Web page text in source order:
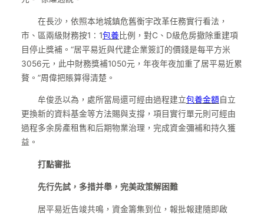
在長沙，依照本地城鎮危舊衡宇改革任務實行看法，
市、區兩級財務按1∶1包養 比例，對C、D級危房撤除重建項
目停止獎補。“居平易近與代建企業簽訂的價錢是每平方米
3056元，此中財務獎補1050元，年夜年夜加重了居平易近累
贅。”周偉把賬算得清楚。
牟俊丞以為，處所當局還可經由過程建立包養金額自立
更換新的資料基金等方法賜與支撐，項目實行單元則可經由
過程多余房產租售和后期物業治理，完成資金彌補和持久獲
益。
打點審批
先行先試，多措并舉，完美政策解困難
居平易近告竣共鳴，資金籌集到位，報批報建隨即啟